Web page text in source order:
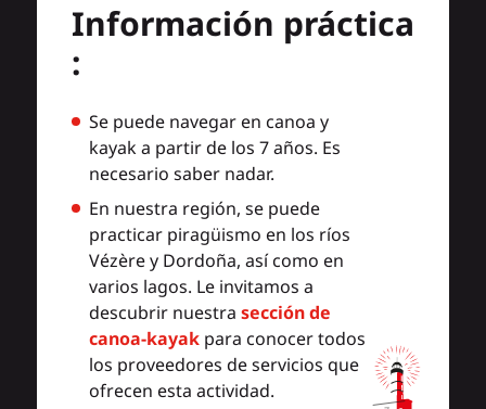
Información práctica
:
Se puede navegar en canoa y
kayak a partir de los 7 años. Es
necesario saber nadar.
En nuestra región, se puede
practicar piragüismo en los ríos
Vézère y Dordoña, así como en
varios lagos. Le invitamos a
descubrir nuestra sección de
canoa-kayak para conocer todos
los proveedores de servicios que
ofrecen esta actividad.